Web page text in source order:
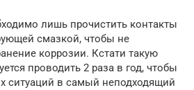
лишь прочистить контакты
смазкой, чтобы не
коррозии. Кстати такую
проводить 2 раза в год, чтобы
ситуаций в самый неподходящий